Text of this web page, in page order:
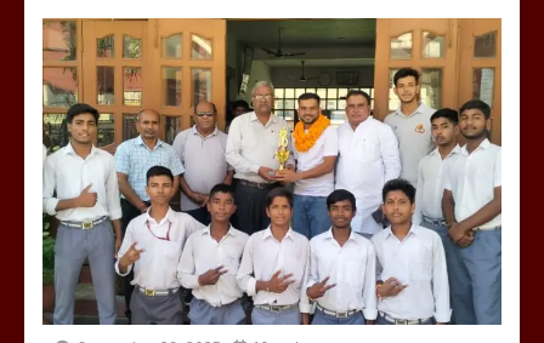
March 11, 2025
आखिर क्यों जैनुल सालीकिन को शहर काजी नहीं
बनने देना चाहते सुने क्या कहा मौलाना कारी
शफीकुर्रहमान रहमान ने
March 11, 2025